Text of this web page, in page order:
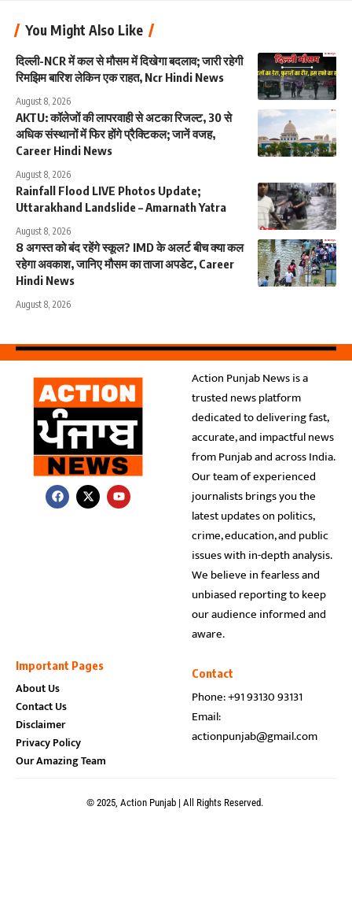
You Might Also Like
दिल्ली-NCR में कल से मौसम में दिखेगा बदलाव; जारी रहेगी
रिमझिम बारिश लेकिन एक राहत, Ncr Hindi News
August 8, 2026
AKTU: कॉलेजों की लापरवाही से अटका रिजल्ट, 30 से
अधिक संस्थानों में फिर होंगे प्रैक्टिकल; जानें वजह,
Career Hindi News
August 8, 2026
Rainfall Flood LIVE Photos Update;
Uttarakhand Landslide – Amarnath Yatra
August 8, 2026
8 अगस्त को बंद रहेंगे स्कूल? IMD के अलर्ट बीच क्या कल
रहेगा अवकाश, जानिए मौसम का ताजा अपडेट, Career
Hindi News
August 8, 2026
Action Punjab News is a
trusted news platform
dedicated to delivering fast,
accurate, and impactful news
from Punjab and across India.
Our team of experienced
journalists brings you the
latest updates on politics,
crime, education, and public
issues with in-depth analysis.
We believe in fearless and
unbiased reporting to keep
our audience informed and
aware.
Important Pages
About Us
Contact Us
Disclaimer
Privacy Policy
Our Amazing Team
Contact
Phone: +91 93130 93131
Email:
actionpunjab@gmail.com
© 2025, Action Punjab | All Rights Reserved.